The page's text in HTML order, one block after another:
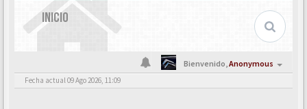
INICIO
Bienvenido,Anonymous
Fecha actual 09 Ago 2026, 11:09